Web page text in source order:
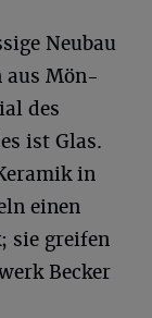
Neubau
aus Mön-
des
ist Glas.
in
einen
sie greifen
Becker